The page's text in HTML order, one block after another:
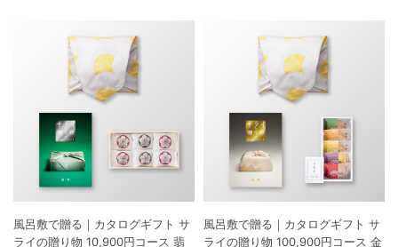
風呂敷で贈る｜カタログギフト サ
ライの贈り物 10,900円コース 翡
風呂敷で贈る｜カタログギフト サ
ライの贈り物 100,900円コース 金